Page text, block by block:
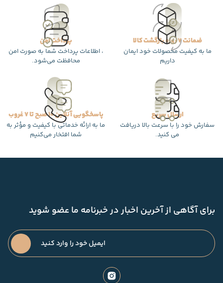
ضمانت 7 روزه بازگشت کالا
ما به کیفیت محصولات خود ایمان
داریم
پرداخت امن
، اطلاعات پرداخت شما به صورت امن
محافظت می‌شود.
ارسال سریع
سفارش خود را با سرعت بالا دریافت
می کنید.
پاسخگویی آنلاین 10 صبح تا 7 غروب
ما به ارائه خدماتی با کیفیت و مؤثر به
شما افتخار می‌کنیم
برای آگاهی از آخرین اخبار در خبرنامه ما عضو شوید